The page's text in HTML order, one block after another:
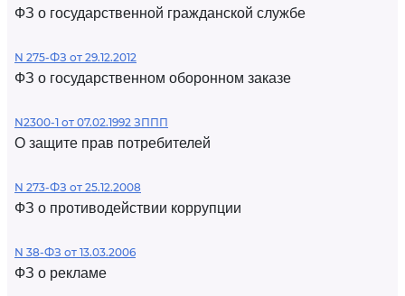
ФЗ о государственной гражданской службе
N 275-ФЗ от 29.12.2012
ФЗ о государственном оборонном заказе
N2300-1 от 07.02.1992 ЗППП
О защите прав потребителей
N 273-ФЗ от 25.12.2008
ФЗ о противодействии коррупции
N 38-ФЗ от 13.03.2006
ФЗ о рекламе